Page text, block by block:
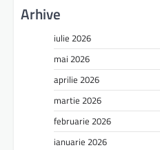
Arhive
iulie 2026
mai 2026
aprilie 2026
martie 2026
februarie 2026
ianuarie 2026